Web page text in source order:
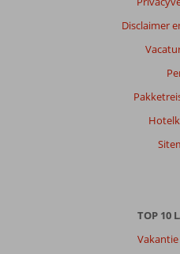
Disclaimer
TOP 10